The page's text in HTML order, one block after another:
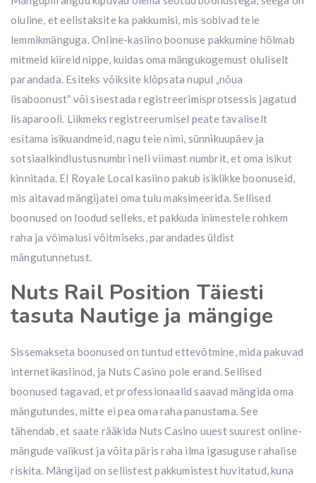
oluline, et eelistaksite ka pakkumisi, mis sobivad teie
lemmikmänguga. Online-kasiino boonuse pakkumine hõlmab
mitmeid kiireid nippe, kuidas oma mängukogemust oluliselt
parandada. Esiteks võiksite klõpsata nupul „nõua
lisaboonust” või sisestada registreerimisprotsessis jagatud
lisaparooli. Liikmeks registreerumisel peate tavaliselt
esitama isikuandmeid, nagu teie nimi, sünnikuupäev ja
sotsiaalkindlustusnumbri neli viimast numbrit, et oma isikut
kinnitada. El Royale Local kasiino pakub isiklikke boonuseid,
mis aitavad mängijatel oma tulu maksimeerida. Sellised
boonused on loodud selleks, et pakkuda inimestele rohkem
raha ja võimalusi võitmiseks, parandades üldist
mängutunnetust.
Nuts Rail Position Täiesti
tasuta Nautige ja mängige
Sissemakseta boonused on tuntud ettevõtmine, mida pakuvad
internetikasiinod, ja Nuts Casino pole erand. Sellised
boonused tagavad, et professionaalid saavad mängida oma
mängutundes, mitte ei pea oma raha panustama. See
tähendab, et saate rääkida Nuts Casino uuest suurest online-
mängude valikust ja võita päris raha ilma igasuguse rahalise
riskita. Mängijad on sellistest pakkumistest huvitatud, kuna